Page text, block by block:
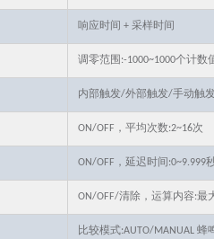
响应时间 + 采样时间
调零范围:-1000~1000个计
内部触发/外部触发/手动触
ON/OFF，平均次数:2~16次
ON/OFF，延迟时间:0~9.999
ON/OFF/清除，运算内容:
比较模式:AUTO/MANUAL